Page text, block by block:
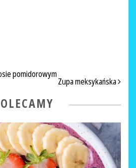
ARTYKUŁACH
pomidorowym
Zupa meksykańska